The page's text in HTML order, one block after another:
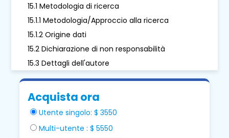
15.1 Metodologia di ricerca
15.1.1 Metodologia/Approccio alla ricerca
15.1.2 Origine dati
15.2 Dichiarazione di non responsabilità
15.3 Dettagli dell'autore
Acquista ora
Utente singolo: $ 3550
Multi-utente : $ 5550